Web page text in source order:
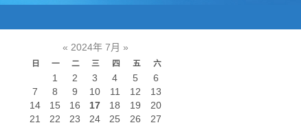
« 2024年 7月 »
日 一 二 三 四 五 六
1 2 3 4 5
6
7
8 9 10 11 12
13
14
15 16 17 18 19
20
21
22 23 24 25 26
27